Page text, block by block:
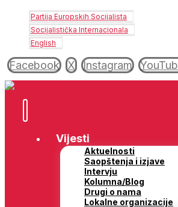
Partija Europskih Socijalista
Socijalistička Internacionala
English
Facebook X Instagram
Vijesti
Aktuelnosti
Saopštenja i izjave
Intervju
Kolumna/Blog
Drugi o nama
Lokalne organizacije